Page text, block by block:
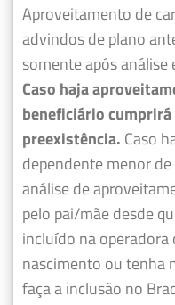
Aproveitamento de
advindos de plano
somente após análise
Caso haja
beneficiário cumprirá
preexistência. Caso
dependente menor
análise de
pelo pai/mãe desde
incluído na operadora
nascimento ou tenha
faça a inclusão no